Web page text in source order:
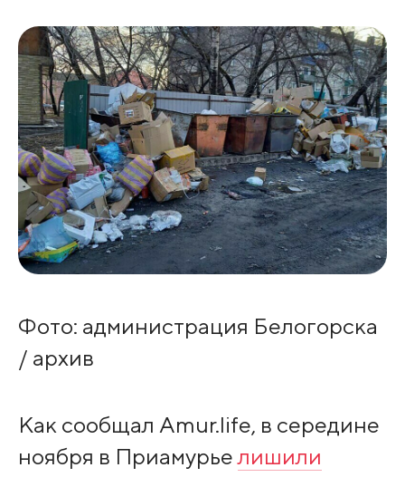
Фото: администрация Белогорска
/ архив
Как сообщал Amur.life, в середине
ноября в Приамурьелишили